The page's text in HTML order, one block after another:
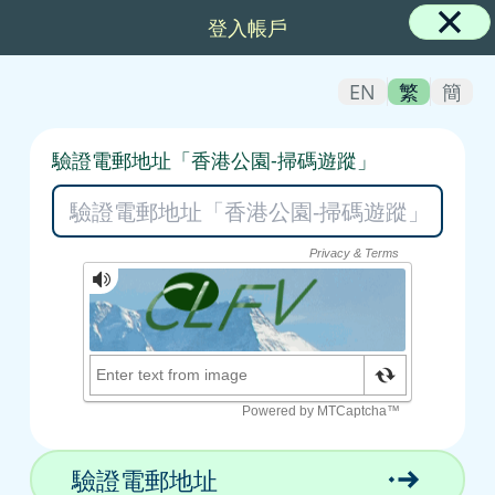
登入帳戶
EN 繁 簡
驗證電郵地址「香港公園-掃碼遊蹤」
驗證電郵地址